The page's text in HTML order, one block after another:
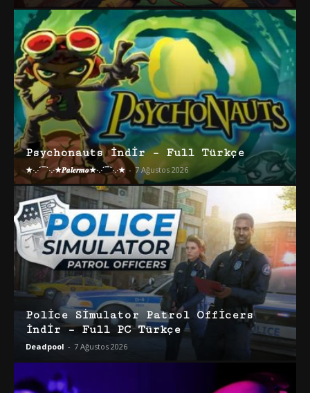
Psychonauts İndir – Full Türkçe
★·.·´¯`·.·★𝑷𝒂𝒍𝒆𝒓𝒎𝒐★·.·´¯`·.·★ - 7 Ağustos 2026
Police Simulator Patrol Officers
İndir – Full PC Türkçe
Deadpool - 7 Ağustos 2026